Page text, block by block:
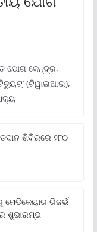
ଯୋଗ କେନ୍ଦ୍ର,
(ଟିୱାଇଆଇ),
ଶିବିରରେ ୨୮୦
ରିଜର୍ଭ
ଶୁଭାରମ୍ଭ